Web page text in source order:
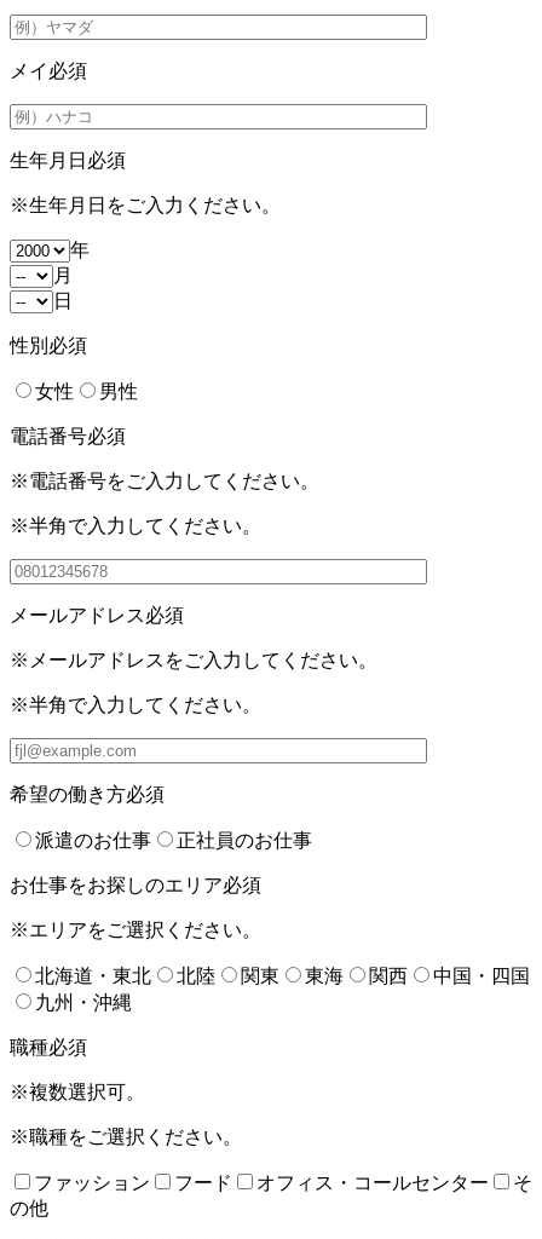
メイ 必須
生年月日 必須
※生年月日をご入力ください。
年
月
日
性別 必須
女性 男性
電話番号必須
※電話番号をご入力してください。
※半角で入力してください。
メールアドレス必須
※メールアドレスをご入力してください。
※半角で入力してください。
希望の働き方必須
派遣のお仕事 正社員のお仕事
お仕事をお探しのエリア必須
※エリアをご選択ください。
北海道・東北 北陸 関東 東海 関西
中国・四国
九州・沖縄
職種必須
※複数選択可。
※職種をご選択ください。
ファッション フード オフィス・コールセンター
そ
の他